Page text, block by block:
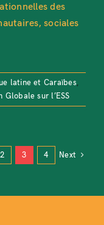
des
sociales
latine et Caraïbes,
Globale sur l’ESS
2 3 4 Next